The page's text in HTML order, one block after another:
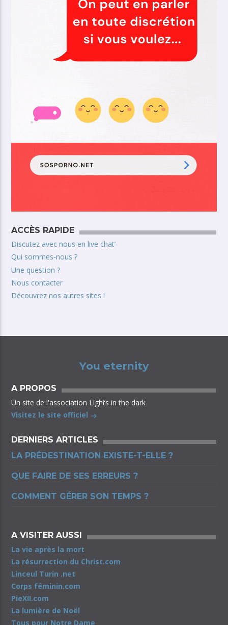
ACCÈS RAPIDE
Discutez avec nous en live chat’
Qui sommes-nous ?
Une question ?
Nous contacter
Découvrez nos autres sites !
You eternity
A PROPOS
Un site de l'association Lights in the dark
Visitez le site officiel
DERNIERS ARTICLES
LA PRÉDESTINATION EXISTE-T-ELLE ?
QUE FAIRE DE SES ERREURS ?
COMMENT GÉRER SON TEMPS ?
A VISITER AUSSI
La vie après la mort
La résurrection du Christ.com
Linceul Turin .net
Corps féminin.com
PieXII.com
La lumière de Noël
Tous pour Notre Dame